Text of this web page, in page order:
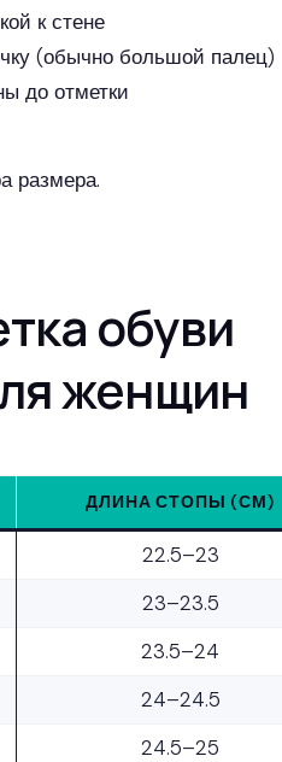
к стене
(обычно большой палец)
до отметки
размера.
обуви
женщин
ДЛИНА СТОПЫ (СМ)
22.5–23
23–23.5
23.5–24
24–24.5
24.5–25